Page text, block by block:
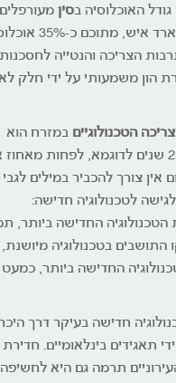
האוכלוסיה בסין
מקובל לאמוד את גודל האוכלוסייה בכ-1.3
הצריכה והנטייה לחסכנות
הון משמעותי על ידי חלק
הטכנולוגייםבמזרח הוא
תופעה שאין לה אח ורע בעולם: בסין של לפני 25 שנים לדוגמא, לפחות
אין צורך להכביר במילים לגבי
לטכנולוגיה חדישה:
החדישה ביותר,
התושבים בטכנולוגיה מיושנת,
החדישה ביותר, כמעט
חדישה בעיקר דרך
תאגידים בינלאומיים. חדירת
תרמה גם היא לחשיפה